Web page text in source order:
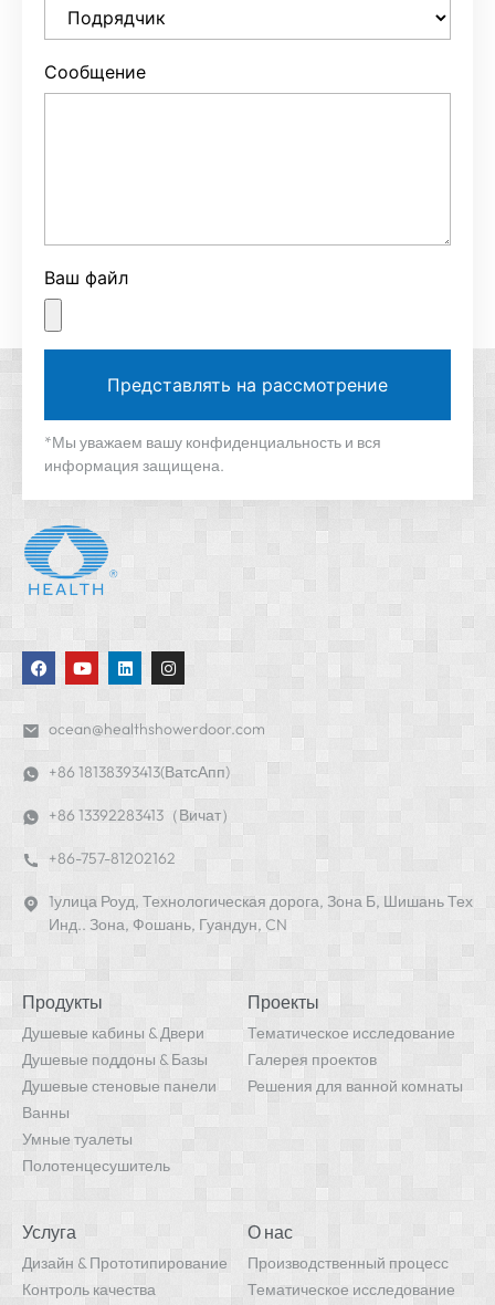
Сообщение
Ваш файл
Представлять на рассмотрение
*Мы уважаем вашу конфиденциальность и вся
информация защищена.
ocean@healthshowerdoor.com
+86 18138393413(ВатсАпп)
+86 13392283413（Вичат）
+86-757-81202162
1улица Роуд, Технологическая дорога, Зона Б, Шишань Тех
Инд.. Зона, Фошань, Гуандун, CN
Продукты
Душевые кабины & Двери
Душевые поддоны & Базы
Душевые стеновые панели
Ванны
Умные туалеты
Полотенцесушитель
Проекты
Тематическое исследование
Галерея проектов
Решения для ванной комнаты
Услуга
Дизайн & Прототипирование
Контроль качества
О нас
Производственный процесс
Тематическое исследование